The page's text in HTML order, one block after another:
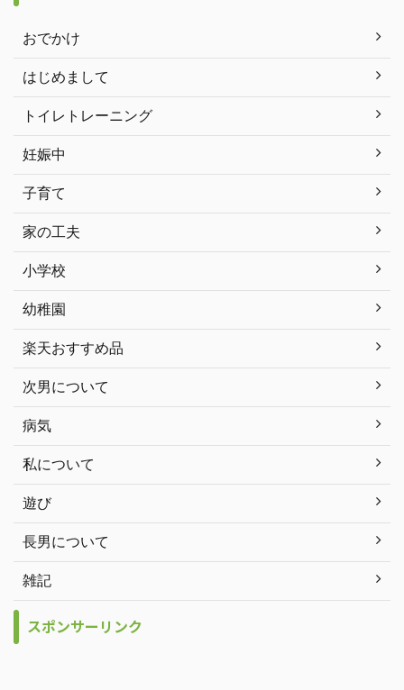
おでかけ
はじめまして
トイレトレーニング
妊娠中
子育て
家の工夫
小学校
幼稚園
楽天おすすめ品
次男について
病気
私について
遊び
長男について
雑記
スポンサーリンク